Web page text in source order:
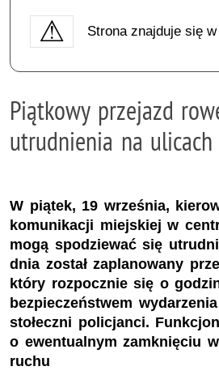
Strona znajduje się
Piątkowy przejazd
utrudnienia na ulicach
W piątek, 19 września,
komunikacji miejskiej w
mogą spodziewać się
dnia został zaplanowany
który rozpocznie się o
bezpieczeństwem
stołeczni policjanci.
o ewentualnym zamknięciu
ruchu